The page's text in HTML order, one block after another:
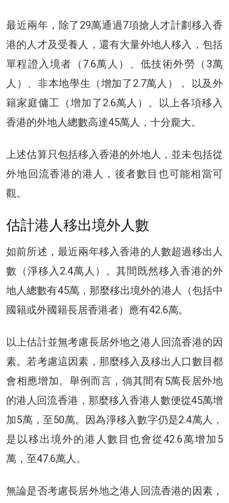
最近兩年，除了29萬通過7項搶人才計劃移入香
港的人才及受養人，還有大量外地人移入，包括
單程證入境者（7.6萬人）、低技術外勞（3萬
人）、非本地學生（增加了2.7萬人）， 以及外
籍家庭傭工（增加了2.6萬人）。以上各項移入
香港的外地人總數高達45萬人，十分龐大。
上述估算只包括移入香港的外地人，並未包括從
外地回流香港的港人，後者數目也可能相當可
觀。
估計港人移出境外人數
如前所述，最近兩年移入香港的人數超過移出人
數（淨移入2.4萬人）。其間既然移入香港的外
地人總數有45萬，那麼移出境外的港人（包括中
國籍或外國籍長居香港者）應有42.6萬。
以上估計並無考慮長居外地之港人回流香港的因
素。若考慮這因素，那麼移入及移出人口數目都
會相應增加。舉例而言，倘其間有5萬長居外地
的港人回流香港，那麼移入香港人數便從45萬增
加5萬，至50萬。因為淨移入數字仍是2.4萬人，
是以移出境外的港人數目也會從42.6萬增加5
萬，至47.6萬人。
無論是否考慮長居外地之港人回流香港的因素，